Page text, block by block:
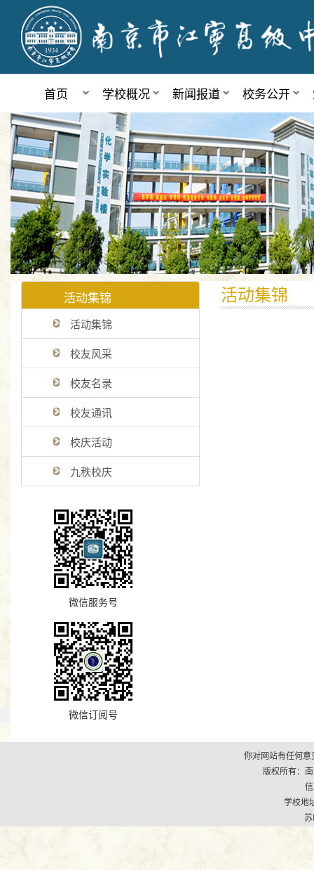
首页 学校概况 新闻报道 校务公开
活动集锦
活动集锦
校友风采
校友名录
校友通讯
校庆活动
九秩校庆
微信服务号
微信订阅号
活动集锦
你对网站有任何
版权所有：
学校地